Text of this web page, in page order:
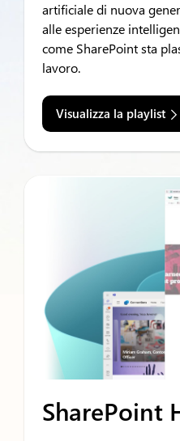
artificiale di nuova
alle esperienze
come SharePoint sta
lavoro.
Visualizza la playlist
SharePoint